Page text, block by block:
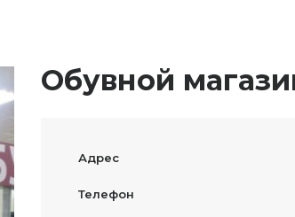
Обувной
Адрес
Телефон